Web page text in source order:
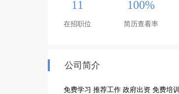
11
在招职位
100%
简历查看率
公司简介
免费学习 推荐工作 政府出资 免费培训